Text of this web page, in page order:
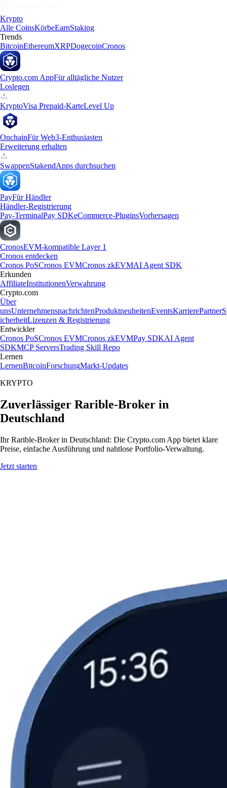
Krypto
Alle CoinsKörbeEarnStaking
Trends
BitcoinEthereumXRPDogecoinCronos
Crypto.com AppFür alltägliche Nutzer
Loslegen
KryptoVisa Prepaid-KarteLevel Up
OnchainFür Web3-Enthusiasten
Erweiterung erhalten
SwappenStakendApps durchsuchen
PayFür Händler
Händler-Registrierung
Pay-TerminalPay SDKeCommerce-PluginsVorhersagen
CronosEVM-kompatible Layer 1
Cronos entdecken
Cronos PoSCronos EVMCronos zkEVMAI Agent SDK
Erkunden
AffiliateInstitutionenVerwahrung
Crypto.com
Über
unsUnternehmensnachrichtenProduktneuheitenEventsKarrierePartnerS
icherheitLizenzen & Registrierung
Entwickler
Cronos PoSCronos EVMCronos zkEVMPay SDKAI Agent
SDKMCP ServersTrading Skill Repo
Lernen
LernenBitcoinForschungMarkt-Updates
KRYPTO
Zuverlässiger Rarible-Broker in
Deutschland
Ihr Rarible-Broker in Deutschland: Die Crypto.com App bietet klare
Preise, einfache Ausführung und nahtlose Portfolio-Verwaltung.
Jetzt starten